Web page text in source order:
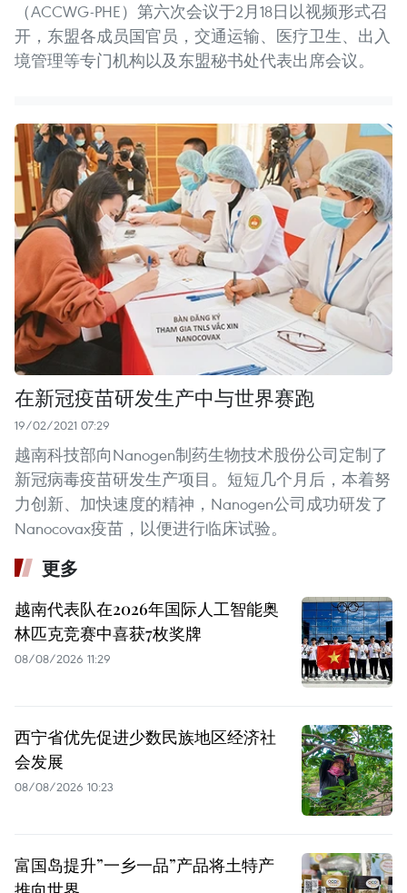
（ACCWG-PHE）第六次会议于2月18日以视频形式召
开，东盟各成员国官员，交通运输、医疗卫生、出入
境管理等专门机构以及东盟秘书处代表出席会议。
在新冠疫苗研发生产中与世界赛跑
19/02/2021 07:29
越南科技部向Nanogen制药生物技术股份公司定制了
新冠病毒疫苗研发生产项目。短短几个月后，本着努
力创新、加快速度的精神，Nanogen公司成功研发了
Nanocovax疫苗，以便进行临床试验。
更多
越南代表队在2026年国际人工智能奥
林匹克竞赛中喜获7枚奖牌
08/08/2026 11:29
西宁省优先促进少数民族地区经济社
会发展
08/08/2026 10:23
富国岛提升”一乡一品”产品将土特产